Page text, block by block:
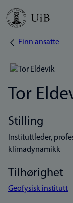
Hopp
Finn ansatte
Tor
Stilling
Instituttleder,
klimadynamikk
Tilhørighet
Geofysisk institutt